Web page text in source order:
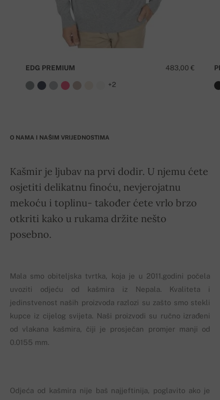
483,00 €
EDG PREMIUM
+2
O NAMA I NAŠIM VRIJEDNOSTIMA
Kašmir je ljubav na prvi dodir. U njemu ćete
osjetiti delikatnu finoću, nevjerojatnu
mekoću i toplinu- također ćete vrlo brzo
otkriti kako u rukama držite nešto
posebno.
Mala smo obiteljska tvrtka, koja je u 2011.godini počela
uvoziti odjeću od kašmira iz Nepala. Kvaliteta i
jedinstvenost naših proizvoda razlozi su zašto smo stekli
kupce iz cijelog svijeta. Naši proizvodi su ručno izrađeni
od vlakana kašmira, čiji je prosječan promjer manji od
0.0155 mm.
Odjeća od kašmira nije baš najjeftinija, poglavito ako je